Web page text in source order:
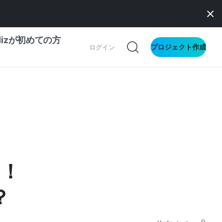
が初めての方
ログイン プロジェクト作成
ファンディング
イト